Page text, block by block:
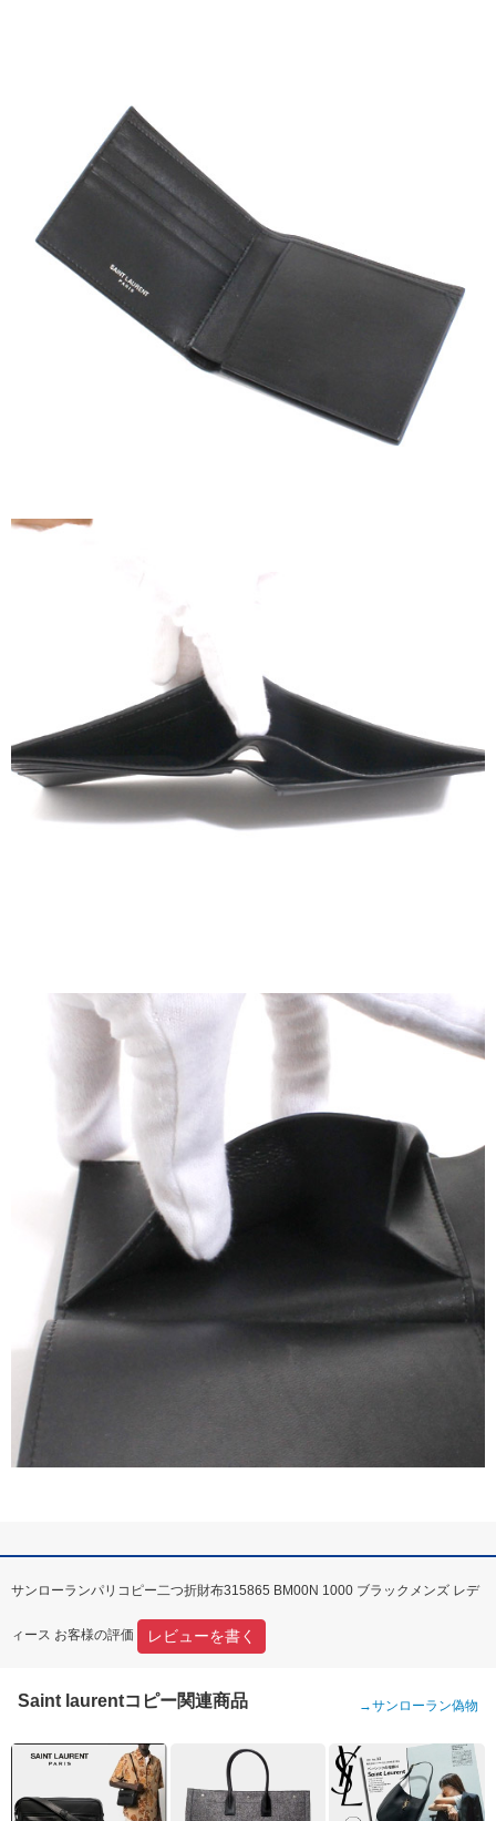
サンローランパリコピー二つ折財布315865 BM00N 1000 ブラックメンズ レデ
ィース お客様の評価 レビューを書く
Saint laurentコピー関連商品 →サンローラン偽物